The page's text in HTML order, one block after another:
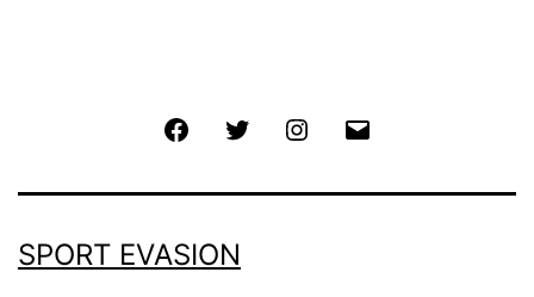
FacebookTwitter Instagram
SPORT EVASION